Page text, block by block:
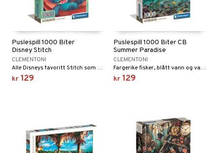
Puslespill 1000 Biter
Disney Stitch
CLEMENTONI
Alle Disneys favoritt Stitch som viser frem feriebilder!
kr 129
Puslespill 1000 Biter CB
Summer Paradise
CLEMENTONI
Fargerike fisker, blått vann og vaiende palmer.
kr 129